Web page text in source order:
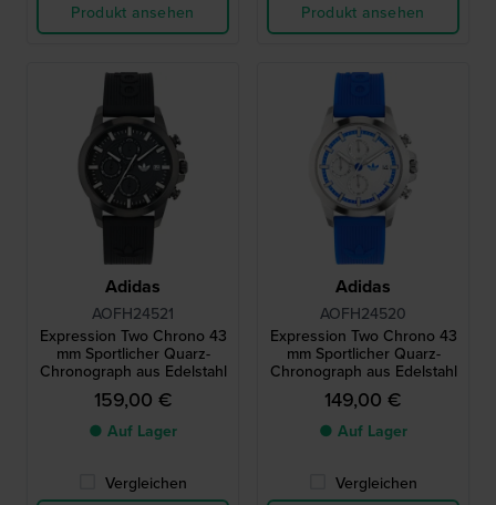
Produkt ansehen
Produkt ansehen
Adidas
AOFH24521
Expression Two Chrono 43
mm Sportlicher Quarz-
Chronograph aus Edelstahl
159,00 €
● Auf Lager
Vergleichen
Adidas
AOFH24520
Expression Two Chrono 43
mm Sportlicher Quarz-
Chronograph aus Edelstahl
149,00 €
● Auf Lager
Vergleichen